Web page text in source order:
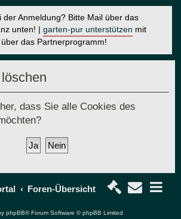
der Anmeldung? Bitte Mail über das
unten! | garten-pur unterstützen mit
das Partnerprogramm!
dass Sie alle Cookies des
Foren-Übersicht
phpBB® Forum Software © phpBB Limited